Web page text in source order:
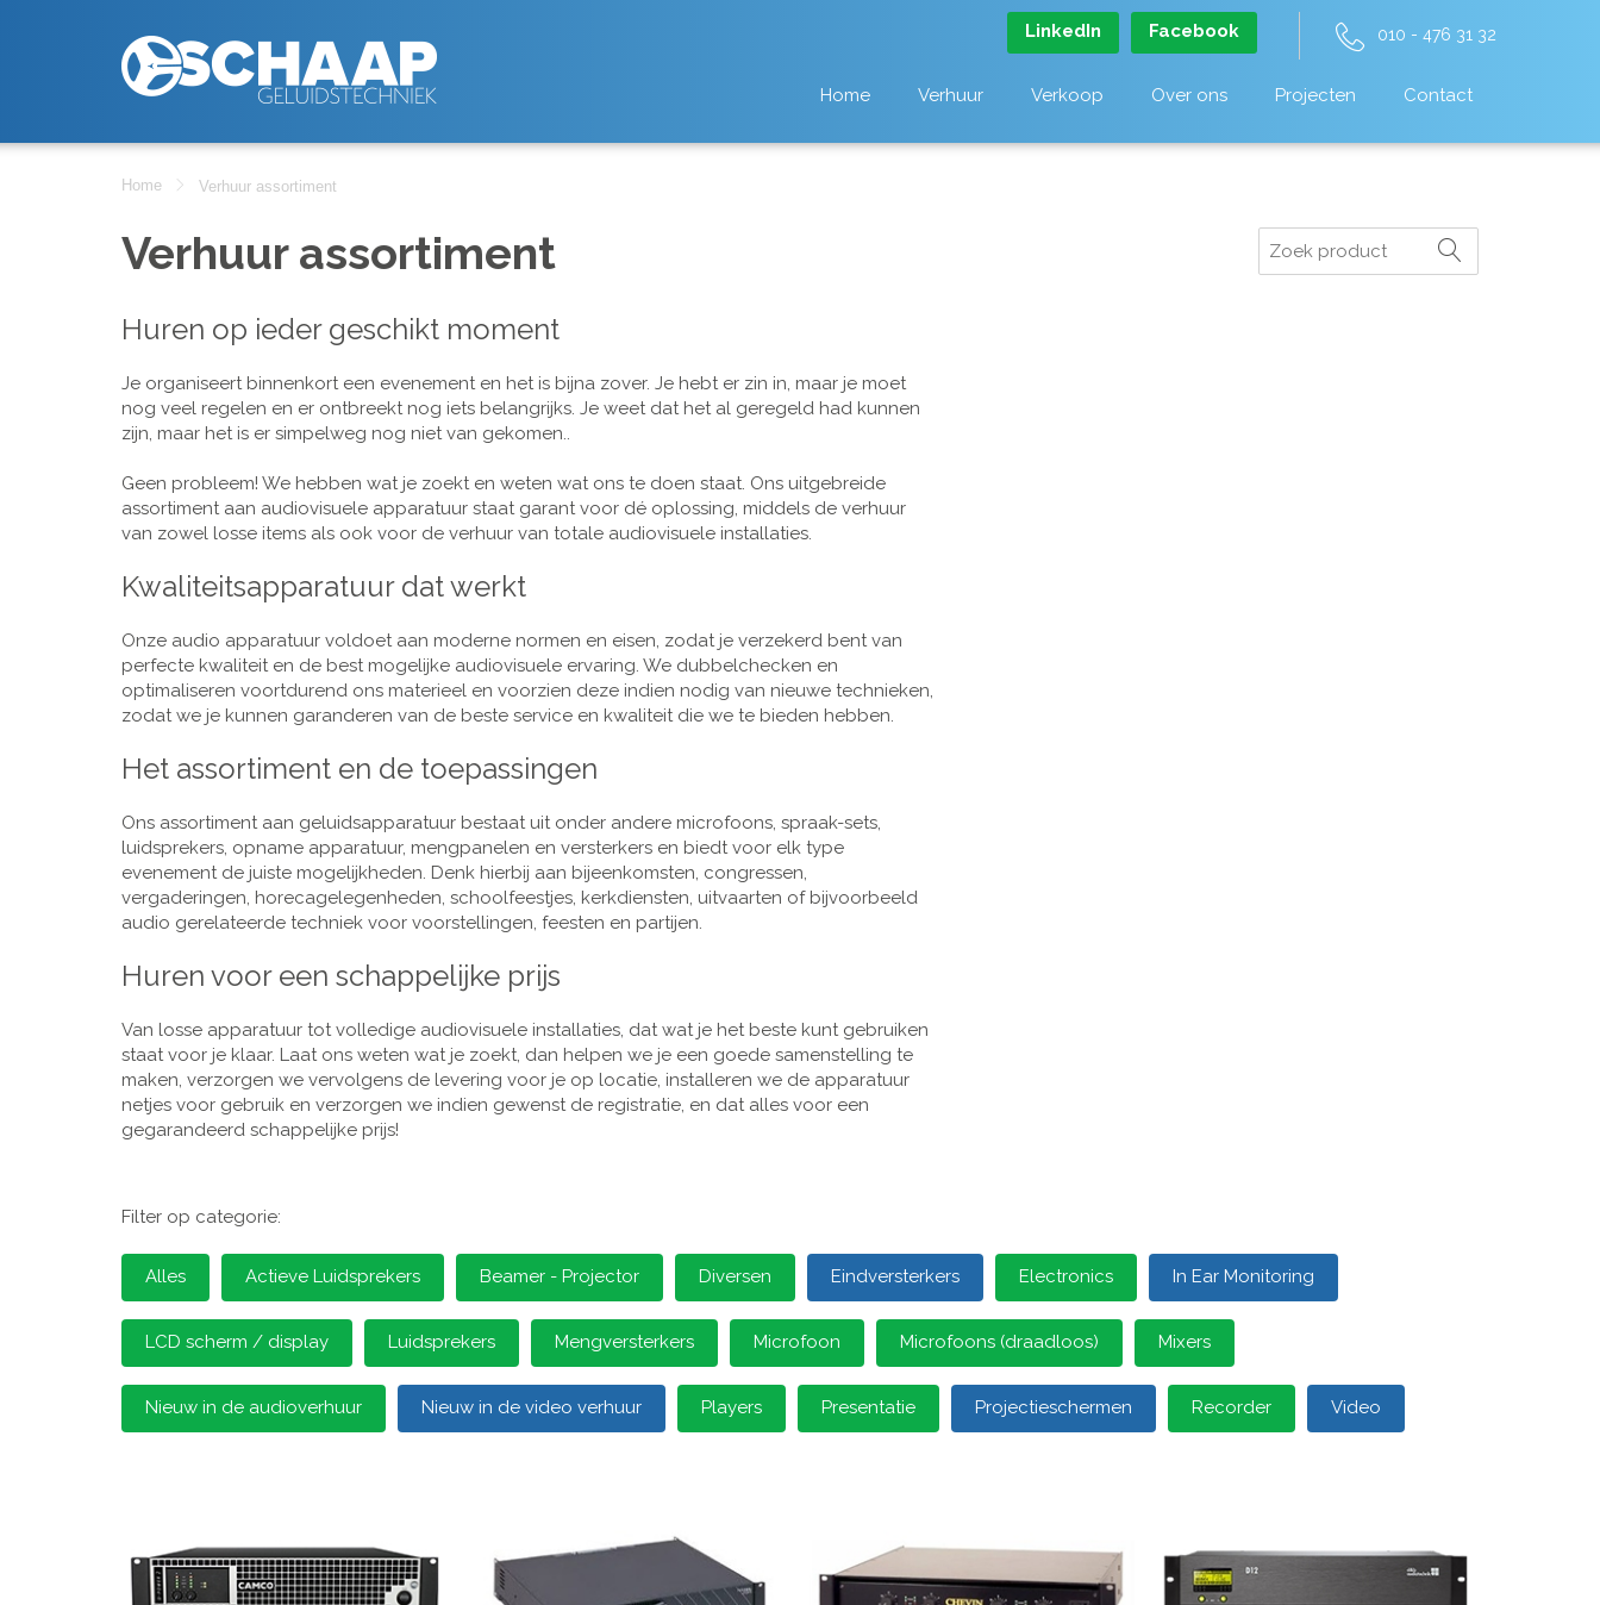
LinkedIn Facebook 010 - 476 31 32
Home Verhuur Verkoop Over ons Projecten Contact
Home Verhuur assortiment
Verhuur assortiment
Huren op ieder geschikt moment
Je organiseert binnenkort een evenement en het is bijna zover. Je hebt er zin in, maar je moet
nog veel regelen en er ontbreekt nog iets belangrijks. Je weet dat het al geregeld had kunnen
zijn, maar het is er simpelweg nog niet van gekomen..
Geen probleem! We hebben wat je zoekt en weten wat ons te doen staat. Ons uitgebreide
assortiment aan audiovisuele apparatuur staat garant voor dé oplossing, middels de verhuur
van zowel losse items als ook voor de verhuur van totale audiovisuele installaties.
Kwaliteitsapparatuur dat werkt
Onze audio apparatuur voldoet aan moderne normen en eisen, zodat je verzekerd bent van
perfecte kwaliteit en de best mogelijke audiovisuele ervaring. We dubbelchecken en
optimaliseren voortdurend ons materieel en voorzien deze indien nodig van nieuwe technieken,
zodat we je kunnen garanderen van de beste service en kwaliteit die we te bieden hebben.
Het assortiment en de toepassingen
Ons assortiment aan geluidsapparatuur bestaat uit onder andere microfoons, spraak-sets,
luidsprekers, opname apparatuur, mengpanelen en versterkers en biedt voor elk type
evenement de juiste mogelijkheden. Denk hierbij aan bijeenkomsten, congressen,
vergaderingen, horecagelegenheden, schoolfeestjes, kerkdiensten, uitvaarten of bijvoorbeeld
audio gerelateerde techniek voor voorstellingen, feesten en partijen.
Huren voor een schappelijke prijs
Van losse apparatuur tot volledige audiovisuele installaties, dat wat je het beste kunt gebruiken
staat voor je klaar. Laat ons weten wat je zoekt, dan helpen we je een goede samenstelling te
maken, verzorgen we vervolgens de levering voor je op locatie, installeren we de apparatuur
netjes voor gebruik en verzorgen we indien gewenst de registratie, en dat alles voor een
gegarandeerd schappelijke prijs!
Zoeken
Filter op categorie:
Alles Actieve Luidsprekers Beamer - Projector Diversen Eindversterkers Electronics In Ear Monitoring
LCD scherm / display Luidsprekers Mengversterkers Microfoon Microfoons (draadloos) Mixers
Nieuw in de audioverhuur Nieuw in de video verhuur Players Presentatie Projectieschermen Recorder Video